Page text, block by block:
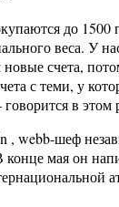
до 1500
веса. У
счета,
с теми, у
в этом
webb-шеф
мая он